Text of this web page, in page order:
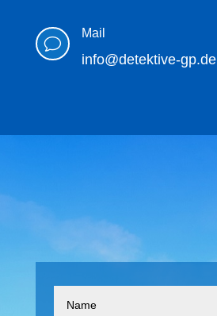
v
Mail
info@detektive-gp.de